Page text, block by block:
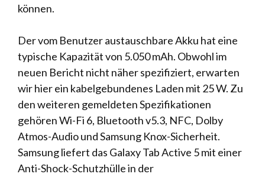
können.
Der vom Benutzer austauschbare Akku hat eine
typische Kapazität von 5.050 mAh. Obwohl im
neuen Bericht nicht näher spezifiziert, erwarten
wir hier ein kabelgebundenes Laden mit 25 W. Zu
den weiteren gemeldeten Spezifikationen
gehören Wi-Fi 6, Bluetooth v5.3, NFC, Dolby
Atmos-Audio und Samsung Knox-Sicherheit.
Samsung liefert das Galaxy Tab Active 5 mit einer
Anti-Shock-Schutzhülle in der